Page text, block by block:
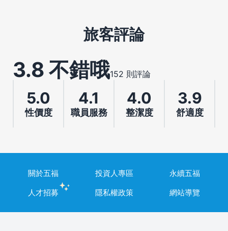
旅客評論
3.8 不錯哦152 則評論
5.0
性價度
4.1
職員服務
4.0
整潔度
3.9
舒適度
關於五福 投資人專區
永續五福
人才招募
隱私權政策 網站導覽